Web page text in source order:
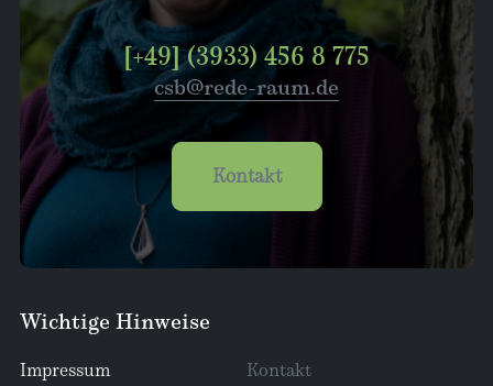
[+49] (3933) 456 8 775
csb@rede-raum.de
Kontakt
Wichtige Hinweise
Impressum Kontakt